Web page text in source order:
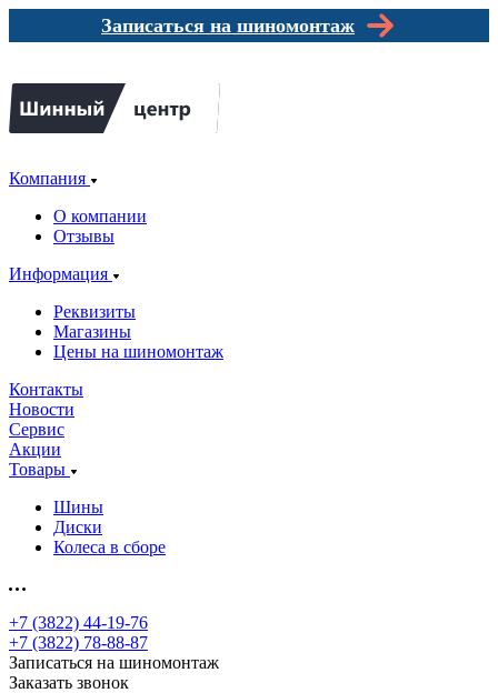
Записаться на шиномонтаж
Компания
О компании
Отзывы
Информация
Реквизиты
Магазины
Цены на шиномонтаж
Контакты
Новости
Сервис
Акции
Товары
Шины
Диски
Колеса в сборе
+7 (3822) 44-19-76
+7 (3822) 78-88-87
Записаться на шиномонтаж
Заказать звонок